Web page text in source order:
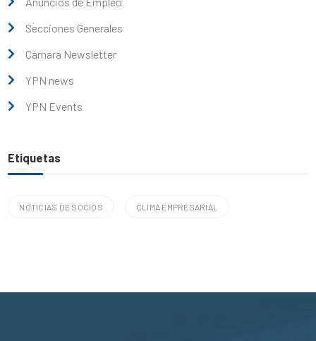
Secciones Generales
Cámara Newsletter
YPN news
YPN Events
Etiquetas
NOTICIAS DE SOCIOS CLIMA EMPRESARIAL